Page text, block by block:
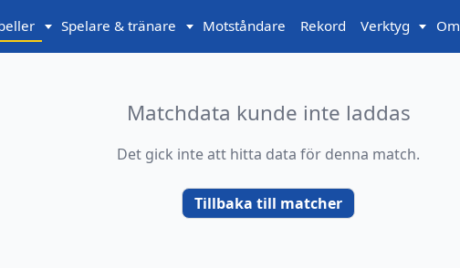
Spelare & tränare Motståndare Rekord Verktyg Om
Matchdata kunde inte laddas
Det gick inte att hitta data för denna match.
Tillbaka till matcher